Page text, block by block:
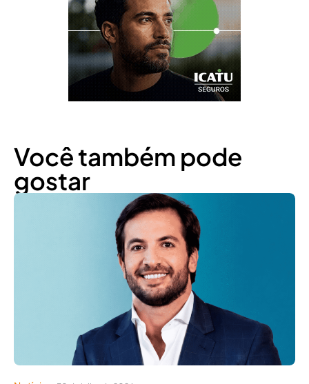
Você também pode
gostar